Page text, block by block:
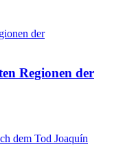
Regionen der